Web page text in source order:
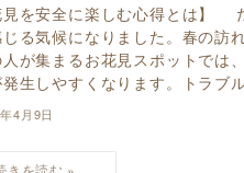
見を安全に楽しむ心得とは】
る気候になりました。春の訪
が集まるお花見スポットでは
生しやすくなります。トラブ
4月9日